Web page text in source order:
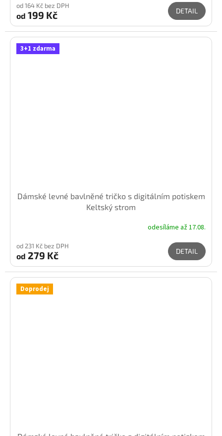
od 164 Kč bez DPH
od 199 Kč DETAIL
3+1 zdarma
Dámské levné bavlněné tričko s digitálním potiskem
Keltský strom
odesíláme až 17.08.
od 231 Kč bez DPH
od 279 Kč DETAIL
Doprodej